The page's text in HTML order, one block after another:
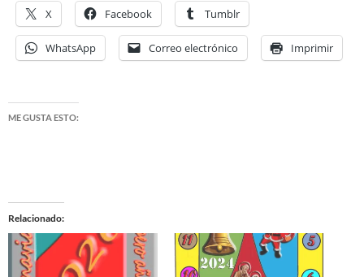
X Facebook Tumblr
WhatsApp Correo electrónico Imprimir
ME GUSTA ESTO:
Relacionado